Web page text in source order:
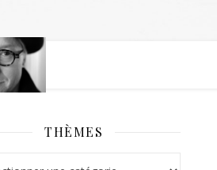
THÈMES